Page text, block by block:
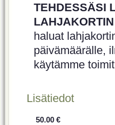
TEHDESSÄSI
haluat
päivämäärälle,
käytämme
Lisätiedot
50.00 €